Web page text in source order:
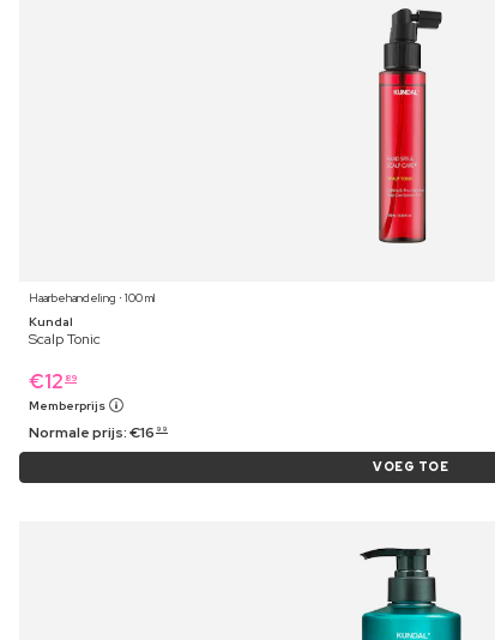
Haarbehandeling ⋅ 100 ml
Kundal
Scalp Tonic
€12 89
Memberprijs
Normale prijs:€16 99
VOEG TOE